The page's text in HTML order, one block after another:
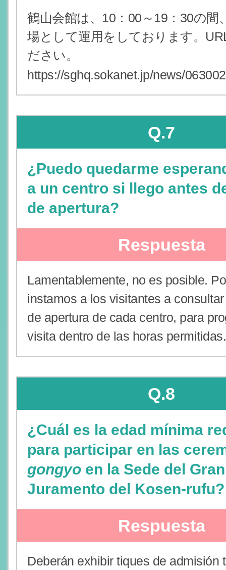
鶴山会館は、10：00～19：30の間
場として運用をしております。
ださい。
https://sghq.sokanet.jp/news/
Q.7
¿Puedo quedarme
a un centro si llego antes
de apertura?
Respuesta
Lamentablemente, no es posible.
instamos a los visitantes a
de apertura de cada centro, para
visita dentro de las horas permitidas.
Q.8
¿Cuál es la edad mínima
para participar en las
gongyo en la Sede del Gran
Juramento del Kosen-rufu?
Respuesta
Deberán exhibir tiques de admisión